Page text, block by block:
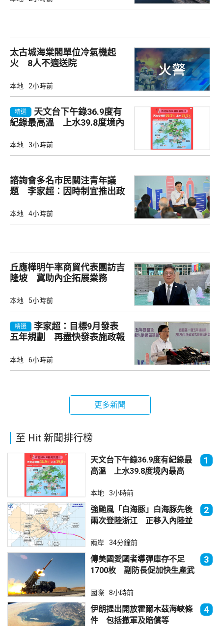
太古城海棠閣單位冷氣機起
火 8人不適送院
本地 2小時前
精選
天文台下午錄36.9度有
紀錄最高溫 上水39.8度境內
本地 3小時前
諮詢會多名市民關注青年議
題 李家超︰因時制宜推出政
本地 4小時前
丘應樺明午率商貿代表團訪吉
隆坡 冀助內企拓展業務
本地 5小時前
精選
李家超：目標9月發表
五年規劃 再盡快發表施政報
本地 6小時前
更多新聞
至 Hit 新聞排行榜
天文台下午錄36.9度有紀錄最
高溫 上水39.8度境內最高
1
本地 3小時前
強颱風「白海豚」白海豚先後
兩次登陸浙江 正移入內陸並
2
兩岸 34分鐘前
傳美國愛國者導彈庫存不足
1700枚 副防長促加快生產武
3
國際 8小時前
伊朗提出開放霍爾木茲海峽條
件 包括撤軍及賠償等
4